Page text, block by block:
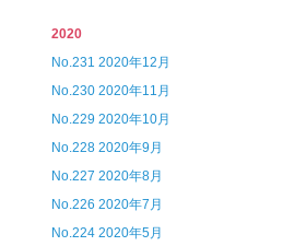
2020
No.231 2020年12月
No.230 2020年11月
No.229 2020年10月
No.228 2020年9月
No.227 2020年8月
No.226 2020年7月
No.224 2020年5月